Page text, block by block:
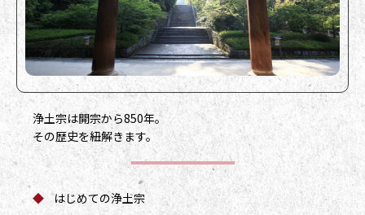
浄土宗とはのメニュー一覧
浄土宗は開宗から850年。
その歴史を紐解きます。
◆ はじめての浄土宗